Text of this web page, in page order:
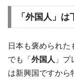
『Money1』
韓
「KDDX」1番艦
に韓国がいっちょ
『Money1』
韓
は韓国で『BYD』
「外国人」
日本も褒められ
でも「 外国人 」
は新興国ですから